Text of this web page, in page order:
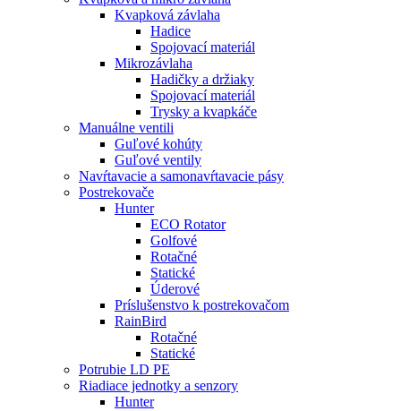
Kvapková závlaha
Hadice
Spojovací materiál
Mikrozávlaha
Hadičky a držiaky
Spojovací materiál
Trysky a kvapkáče
Manuálne ventili
Guľové kohúty
Guľové ventily
Navŕtavacie a samonavŕtavacie pásy
Postrekovače
Hunter
ECO Rotator
Golfové
Rotačné
Statické
Úderové
Príslušenstvo k postrekovačom
RainBird
Rotačné
Statické
Potrubie LD PE
Riadiace jednotky a senzory
Hunter